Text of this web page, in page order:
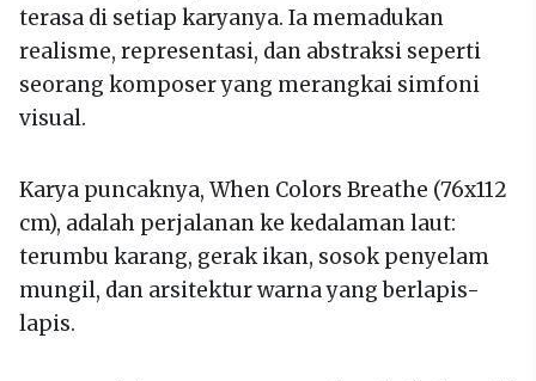
terasa di setiap karyanya. Ia memadukan
realisme, representasi, dan abstraksi seperti
seorang komposer yang merangkai simfoni
visual.
Karya puncaknya, When Colors Breathe (76x112
cm), adalah perjalanan ke kedalaman laut:
terumbu karang, gerak ikan, sosok penyelam
mungil, dan arsitektur warna yang berlapis-
lapis.